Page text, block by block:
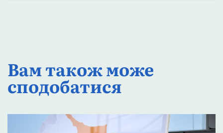
Вам також може
сподобатися